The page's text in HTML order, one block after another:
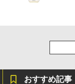
おすすめ記事